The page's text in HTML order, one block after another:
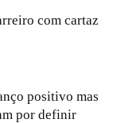
com cartaz
positivo mas
por definir